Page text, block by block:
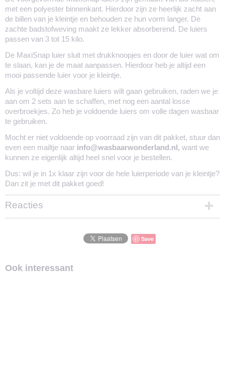
Drukknoopjes
Sluiting overbroekjes
Klittenband
Droogtijd gemiddeld
Minder dan 1 dag
Ontworpen in
Oostenrijk
Geproduceerd in
Hongarije
met een polyester binnenkant. Hierdoor zijn ze heerlijk zacht aan
de billen van je kleintje en behouden ze hun vorm langer. De
zachte badstofweving maakt ze lekker absorberend. De luiers
passen van 3 tot 15 kilo.
De MaxiSnap luier sluit met drukknoopjes en door de luier wat om
te slaan, kan je de maat aanpassen. Hierdoor heb je altijd een
mooi passende luier voor je kleintje.
Als je voltijd deze wasbare luiers wilt gaan gebruiken, raden we je
aan om 2 sets aan te schaffen, met nog een aantal losse
overbroekjes. Zo heb je voldoende luiers om volle dagen wasbaar
te gebruiken.
Mocht er niet voldoende op voorraad zijn van dit pakket, stuur dan
even een mailtje naar info@wasbaarwonderland.nl, want we
kunnen ze eigenlijk altijd heel snel voor je bestellen.
Dus: wil je in 1x klaar zijn voor de hele luierperiode van je kleintje?
Dan zit je met dit pakket goed!
Reacties
Save
Ook interessant